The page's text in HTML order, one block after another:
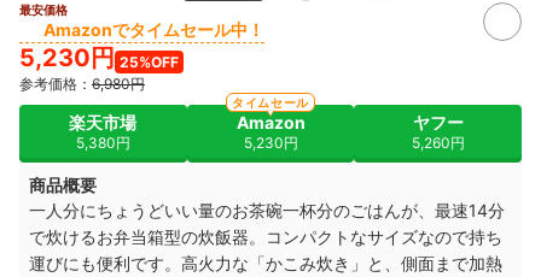
最安価格
Amazonでタイムセール中！
5,230円 25%OFF
参考価格： 6,980円
楽天市場
5,380円
Amazon
5,230円
タイムセール
ヤフー
5,260円
商品概要
一人分にちょうどいい量のお茶碗一杯分のごはんが、最速14分
で炊けるお弁当箱型の炊飯器。コンパクトなサイズなので持ち
運びにも便利です。高火力な「かこみ炊き」と、側面まで加熱